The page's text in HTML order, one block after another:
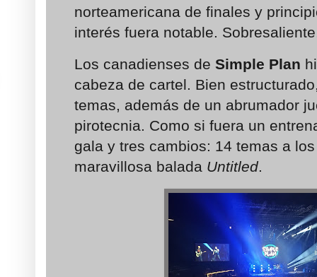
norteamericana de finales y
interés fuera notable.
Los canadienses de Simple Plan
cabeza de cartel. Bien
temas, además de un abrumador
pirotecnia. Como si fuera un
gala y tres cambios: 14 temas a
maravillosa balada Untitled.